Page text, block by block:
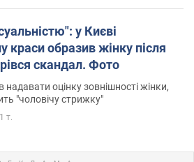
у Києві
краси образив жінку після
скандал. Фото
оцінку зовнішності жінки,
"чоловічу стрижку"
т.